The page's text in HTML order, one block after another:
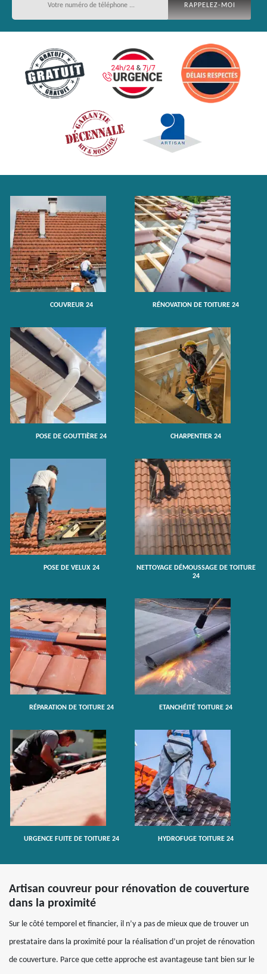
COUVREUR 24 RÉNOVATION DE TOITURE 24
POSE DE GOUTTIÈRE 24 CHARPENTIER 24
POSE DE VELUX 24
NETTOYAGE DÉMOUSSAGE DE TOITURE
24
RÉPARATION DE TOITURE 24 ETANCHÉITÉ TOITURE 24
URGENCE FUITE DE TOITURE 24 HYDROFUGE TOITURE 24
Artisan couvreur pour rénovation de couverture
dans la proximité
Sur le côté temporel et financier, il n’y a pas de mieux que de trouver un
prestataire dans la proximité pour la réalisation d’un projet de rénovation
de couverture. Parce que cette approche est avantageuse tant bien sur le